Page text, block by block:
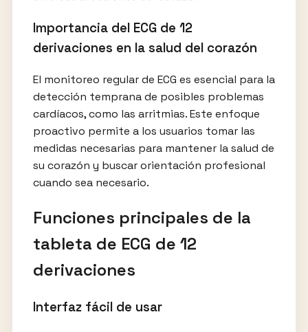
Importancia del ECG de 12
derivaciones en la salud del corazón
El monitoreo regular de ECG es esencial para la
detección temprana de posibles problemas
cardíacos, como las arritmias. Este enfoque
proactivo permite a los usuarios tomar las
medidas necesarias para mantener la salud de
su corazón y buscar orientación profesional
cuando sea necesario.
Funciones principales de la
tableta de ECG de 12
derivaciones
Interfaz fácil de usar